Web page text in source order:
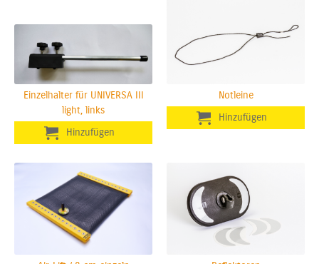
Einzelhalter für UNIVERSA III
light, links
Notleine